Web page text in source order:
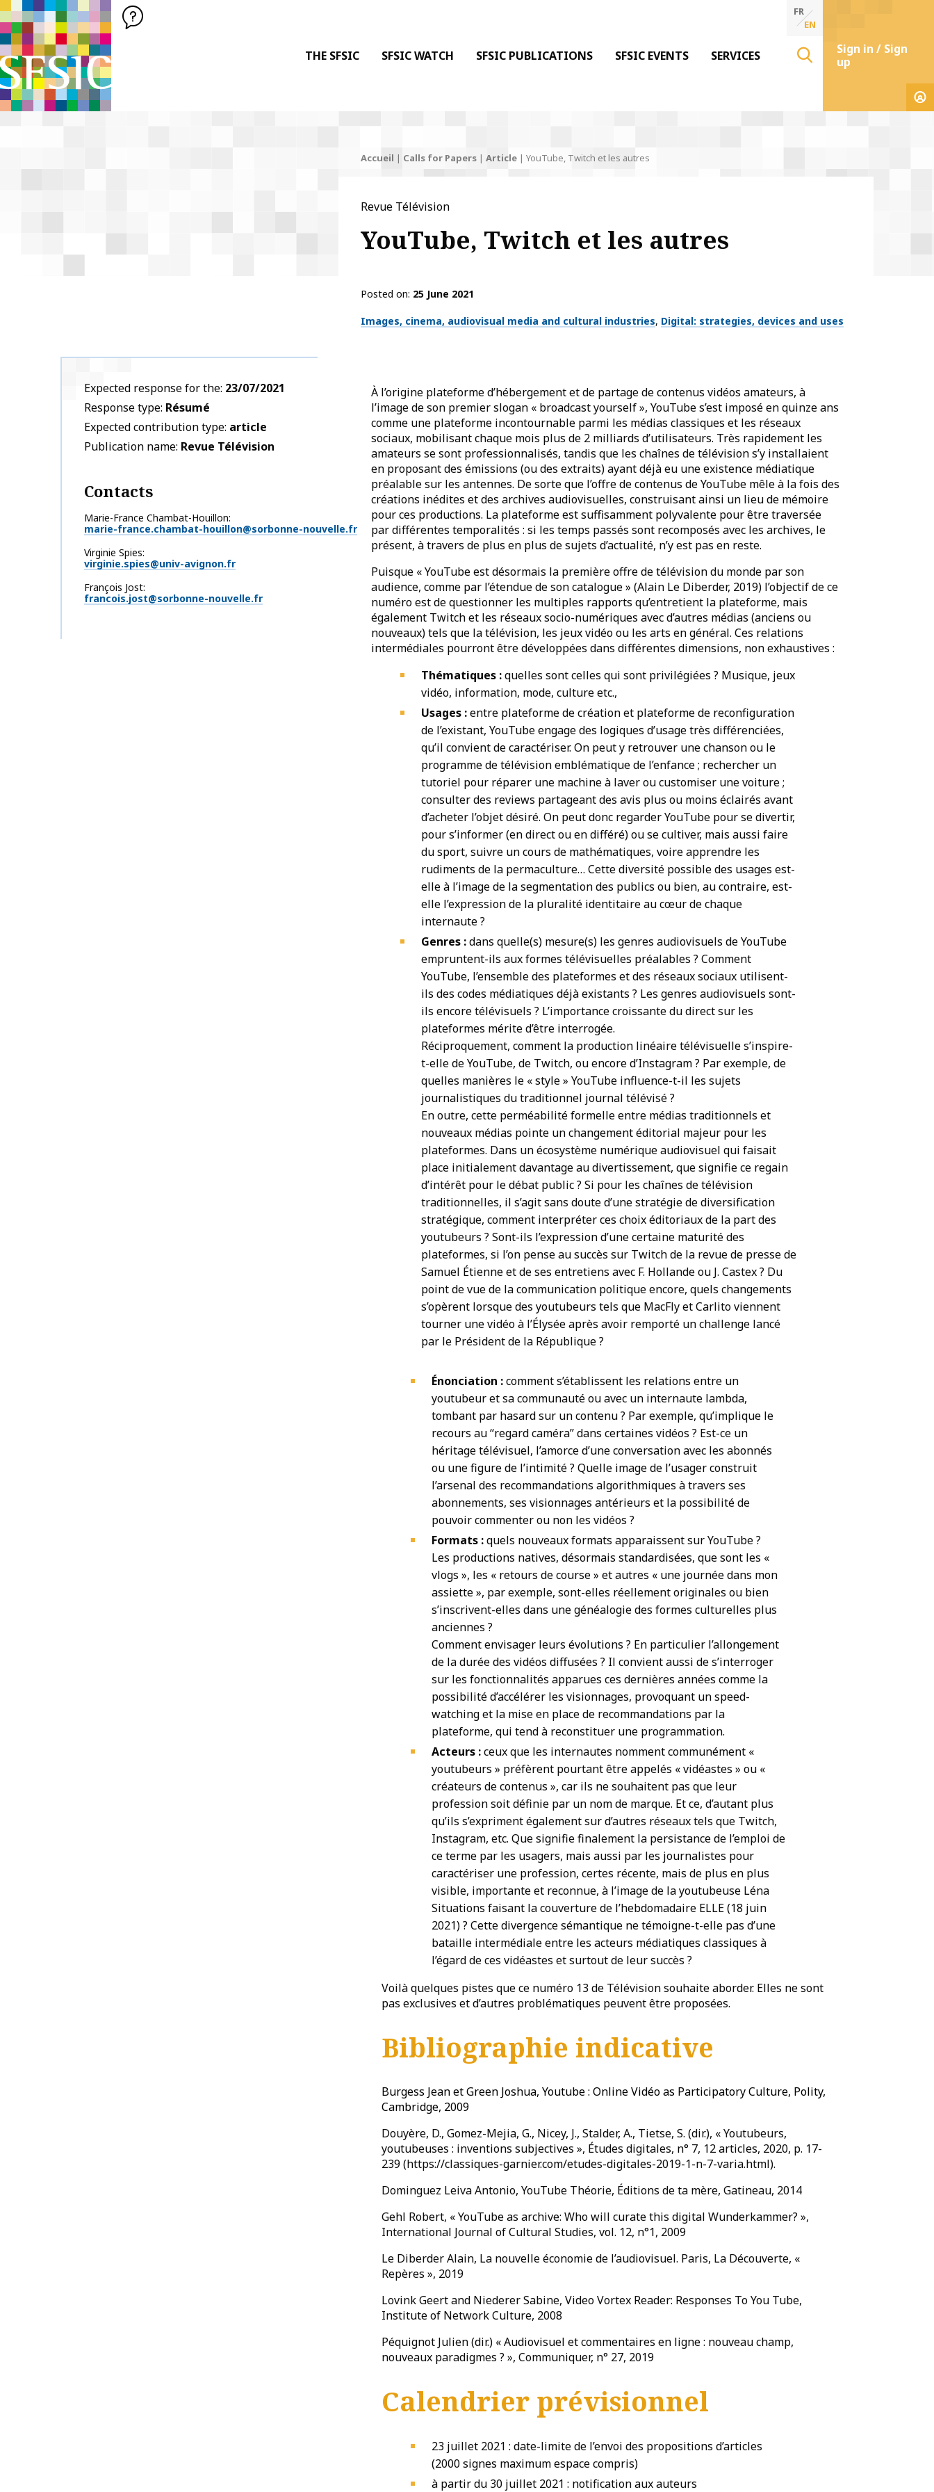
SFSIC SOCIÉTÉ FRANÇAISE DES SCIENCES DE L'INFORMATION & DE LA COMMUNICATION
Société Française des Sciences de l'Information & de la Communication
THE SFSIC SFSIC WATCH SFSIC PUBLICATIONS SFSIC EVENTS SERVICES
FR
EN
Sign in / Sign
up
Accueil | Calls for Papers| Article| YouTube, Twitch et les autres
Revue Télévision
YouTube, Twitch et les autres
Posted on 25 June 2021
Thématiques
Images, cinema, audiovisual media and cultural industries Digital: strategies, devices and uses
Expected response for the 23/07/2021
Response type Résumé
Expected contribution type article
Publication name Revue Télévision
Contacts
Marie-France Chambat-Houillon
marie-france.chambat-houillon@sorbonne-nouvelle.fr
Virginie Spies
virginie.spies@univ-avignon.fr
François Jost
francois.jost@sorbonne-nouvelle.fr
À l’origine plateforme d’hébergement et de partage de contenus vidéos amateurs, à
l’image de son premier slogan « broadcast yourself », YouTube s’est imposé en quinze ans
comme une plateforme incontournable parmi les médias classiques et les réseaux
sociaux, mobilisant chaque mois plus de 2 milliards d’utilisateurs. Très rapidement les
amateurs se sont professionnalisés, tandis que les chaînes de télévision s’y installaient
en proposant des émissions (ou des extraits) ayant déjà eu une existence médiatique
préalable sur les antennes. De sorte que l’offre de contenus de YouTube mêle à la fois des
créations inédites et des archives audiovisuelles, construisant ainsi un lieu de mémoire
pour ces productions. La plateforme est suffisamment polyvalente pour être traversée
par différentes temporalités : si les temps passés sont recomposés avec les archives, le
présent, à travers de plus en plus de sujets d’actualité, n’y est pas en reste.
Puisque « YouTube est désormais la première offre de télévision du monde par son
audience, comme par l’étendue de son catalogue » (Alain Le Diberder, 2019) l’objectif de ce
numéro est de questionner les multiples rapports qu’entretient la plateforme, mais
également Twitch et les réseaux socio-numériques avec d’autres médias (anciens ou
nouveaux) tels que la télévision, les jeux vidéo ou les arts en général. Ces relations
intermédiales pourront être développées dans différentes dimensions, non exhaustives :
Thématiques :quelles sont celles qui sont privilégiées ? Musique, jeux
vidéo, information, mode, culture etc.,
Usages :entre plateforme de création et plateforme de reconfiguration
de l’existant, YouTube engage des logiques d’usage très différenciées,
qu’il convient de caractériser. On peut y retrouver une chanson ou le
programme de télévision emblématique de l’enfance ; rechercher un
tutoriel pour réparer une machine à laver ou customiser une voiture ;
consulter des reviews partageant des avis plus ou moins éclairés avant
d’acheter l’objet désiré. On peut donc regarder YouTube pour se divertir,
pour s’informer (en direct ou en différé) ou se cultiver, mais aussi faire
du sport, suivre un cours de mathématiques, voire apprendre les
rudiments de la permaculture… Cette diversité possible des usages est-
elle à l’image de la segmentation des publics ou bien, au contraire, est-
elle l’expression de la pluralité identitaire au cœur de chaque
internaute ?
Genres :dans quelle(s) mesure(s) les genres audiovisuels de YouTube
empruntent-ils aux formes télévisuelles préalables ? Comment
YouTube, l’ensemble des plateformes et des réseaux sociaux utilisent-
ils des codes médiatiques déjà existants ? Les genres audiovisuels sont-
ils encore télévisuels ? L’importance croissante du direct sur les
plateformes mérite d’être interrogée.
Réciproquement, comment la production linéaire télévisuelle s’inspire-
t-elle de YouTube, de Twitch, ou encore d’Instagram ? Par exemple, de
quelles manières le « style » YouTube influence-t-il les sujets
journalistiques du traditionnel journal télévisé ?
En outre, cette perméabilité formelle entre médias traditionnels et
nouveaux médias pointe un changement éditorial majeur pour les
plateformes. Dans un écosystème numérique audiovisuel qui faisait
place initialement davantage au divertissement, que signifie ce regain
d’intérêt pour le débat public ? Si pour les chaînes de télévision
traditionnelles, il s’agit sans doute d’une stratégie de diversification
stratégique, comment interpréter ces choix éditoriaux de la part des
youtubeurs ? Sont-ils l’expression d’une certaine maturité des
plateformes, si l’on pense au succès sur Twitch de la revue de presse de
Samuel Étienne et de ses entretiens avec F. Hollande ou J. Castex ? Du
point de vue de la communication politique encore, quels changements
s’opèrent lorsque des youtubeurs tels que MacFly et Carlito viennent
tourner une vidéo à l’Élysée après avoir remporté un challenge lancé
par le Président de la République ?
Énonciation :comment s’établissent les relations entre un
youtubeur et sa communauté ou avec un internaute lambda,
tombant par hasard sur un contenu ? Par exemple, qu’implique le
recours au “regard caméra” dans certaines vidéos ? Est-ce un
héritage télévisuel, l’amorce d’une conversation avec les abonnés
ou une figure de l’intimité ? Quelle image de l’usager construit
l’arsenal des recommandations algorithmiques à travers ses
abonnements, ses visionnages antérieurs et la possibilité de
pouvoir commenter ou non les vidéos ?
Formats :quels nouveaux formats apparaissent sur YouTube ?
Les productions natives, désormais standardisées, que sont les «
vlogs », les « retours de course » et autres « une journée dans mon
assiette », par exemple, sont-elles réellement originales ou bien
s’inscrivent-elles dans une généalogie des formes culturelles plus
anciennes ?
Comment envisager leurs évolutions ? En particulier l’allongement
de la durée des vidéos diffusées ? Il convient aussi de s’interroger
sur les fonctionnalités apparues ces dernières années comme la
possibilité d’accélérer les visionnages, provoquant un speed-
watching et la mise en place de recommandations par la
plateforme, qui tend à reconstituer une programmation.
Acteurs :ceux que les internautes nomment communément «
youtubeurs » préfèrent pourtant être appelés « vidéastes » ou «
créateurs de contenus », car ils ne souhaitent pas que leur
profession soit définie par un nom de marque. Et ce, d’autant plus
qu’ils s’expriment également sur d’autres réseaux tels que Twitch,
Instagram, etc. Que signifie finalement la persistance de l’emploi de
ce terme par les usagers, mais aussi par les journalistes pour
caractériser une profession, certes récente, mais de plus en plus
visible, importante et reconnue, à l’image de la youtubeuse Léna
Situations faisant la couverture de l’hebdomadaire ELLE (18 juin
2021) ? Cette divergence sémantique ne témoigne-t-elle pas d’une
bataille intermédiale entre les acteurs médiatiques classiques à
l’égard de ces vidéastes et surtout de leur succès ?
Voilà quelques pistes que ce numéro 13 de Télévision souhaite aborder. Elles ne sont
pas exclusives et d’autres problématiques peuvent être proposées.
Bibliographie indicative
Burgess Jean et Green Joshua, Youtube : Online Vidéo as Participatory Culture, Polity,
Cambridge, 2009
Douyère, D., Gomez-Mejia, G., Nicey, J., Stalder, A., Tietse, S. (dir.), « Youtubeurs,
youtubeuses : inventions subjectives », Études digitales, n° 7, 12 articles, 2020, p. 17-
239 (https://classiques-garnier.com/etudes-digitales-2019-1-n-7-varia.html).
Dominguez Leiva Antonio, YouTube Théorie, Éditions de ta mère, Gatineau, 2014
Gehl Robert, « YouTube as archive: Who will curate this digital Wunderkammer? »,
International Journal of Cultural Studies, vol. 12, n°1, 2009
Le Diberder Alain, La nouvelle économie de l’audiovisuel. Paris, La Découverte, «
Repères », 2019
Lovink Geert and Niederer Sabine, Video Vortex Reader: Responses To You Tube,
Institute of Network Culture, 2008
Péquignot Julien (dir.) « Audiovisuel et commentaires en ligne : nouveau champ,
nouveaux paradigmes ? », Communiquer, n° 27, 2019
Calendrier prévisionnel
23 juillet 2021 : date-limite de l’envoi des propositions d’articles
(2000 signes maximum espace compris)
à partir du 30 juillet 2021 : notification aux auteurs